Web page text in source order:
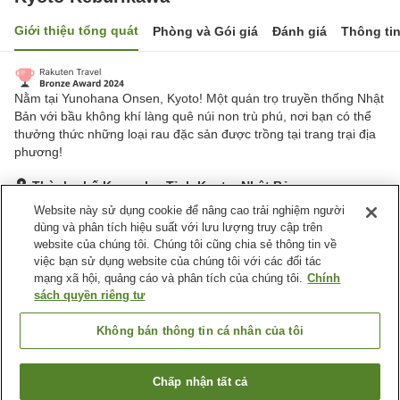
Giới thiệu tổng quát Phòng và Gói giá Đánh giá Thông
Nằm tại Yunohana Onsen, Kyoto! Một quán trọ truyền thống Nhật
Bản với bầu không khí làng quê núi non trù phú, nơi bạn có thể
thưởng thức những loại rau đặc sản được trồng tại trang trại địa
phương!
Thành phố Kameoka, Tỉnh Kyoto, Nhật Bản
Hiển thị trên bản đồ
Tuyệt vời Đánh giá:613 lượt
Tiện nghi chỗ nghỉ
Bãi đỗ xe
Nhà hàng
Máy bán hàng tự động
Tỉnh Kyoto
Tìm phòng trống
Website này sử dụng cookie để nâng cao trải nghiệm người
dùng và phân tích hiệu suất với lưu lượng truy cập trên
website của chúng tôi. Chúng tôi cũng chia sẻ thông tin về
việc bạn sử dụng website của chúng tôi với các đối tác
mạng xã hội, quảng cáo và phân tích của chúng tôi. Chính
sách quyền riêng tư
Không bán thông tin cá nhân của tôi
Chấp nhận tất cả